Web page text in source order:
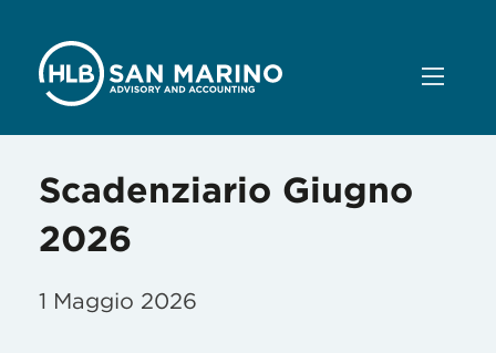
Scadenziario Giugno
2026
1 Maggio 2026